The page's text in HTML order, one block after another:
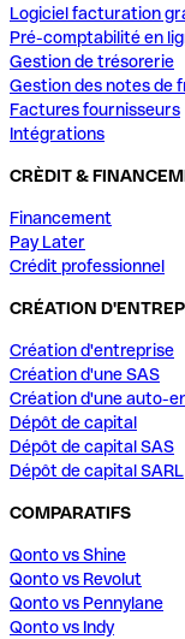
Logiciel facturation
Pré-comptabilité en
Gestion de trésorerie
Gestion des notes de
Factures fournisseurs
Intégrations
CRÈDIT &
Financement
Pay Later
Crédit professionnel
CRÉATION
Création d'entreprise
Création d'une SAS
Création d'une auto-
Dépôt de capital
Dépôt de capital SAS
Dépôt de capital SARL
COMPARATIFS
Qonto vs Shine
Qonto vs Revolut
Qonto vs Pennylane
Qonto vs Indy